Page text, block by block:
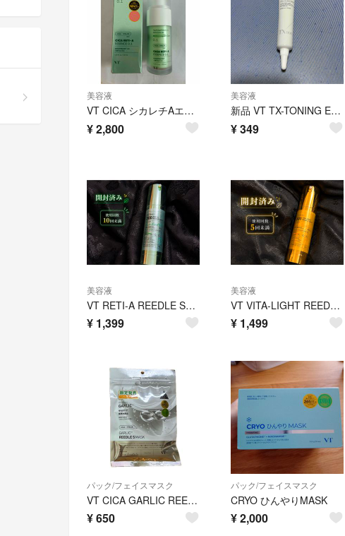
美容液
VT CICA シカレチAエッセンス(30ml)
¥2,800
美容液
新品 VT TX-TONING ESSENCE 1000 SHOT 15ml 美容液 お試しサイズ
¥349
美容液
VT RETI-A REEDLE SHOT 300 50ml 美容液 使用10回未満
¥ 1,399
美容液
VT VITA-LIGHT REEDLE SHOT 300 50ml 美容液
¥ 1,499
パック/フェイスマスク
VT CICA GARLIC REEDLE S MASK ドンキ限定 7枚入
¥650
パック/フェイスマスク
CRYO ひんやりMASK
¥2,000